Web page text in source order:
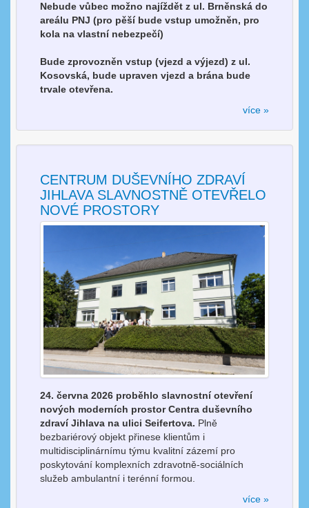
Nebude vůbec možno najíždět z ul. Brněnská do
areálu PNJ (pro pěší bude vstup umožněn, pro
kola na vlastní nebezpečí)
Bude zprovozněn vstup (vjezd a výjezd) z ul.
Kosovská, bude upraven vjezd a brána bude
trvale otevřena.
více »
CENTRUM DUŠEVNÍHO ZDRAVÍ
JIHLAVA SLAVNOSTNĚ OTEVŘELO
NOVÉ PROSTORY
24. června 2026 proběhlo slavnostní otevření
nových moderních prostor Centra duševního
zdraví Jihlava na ulici Seifertova. Plně
bezbariérový objekt přinese klientům i
multidisciplinárnímu týmu kvalitní zázemí pro
poskytování komplexních zdravotně-sociálních
služeb ambulantní i terénní formou.
více »